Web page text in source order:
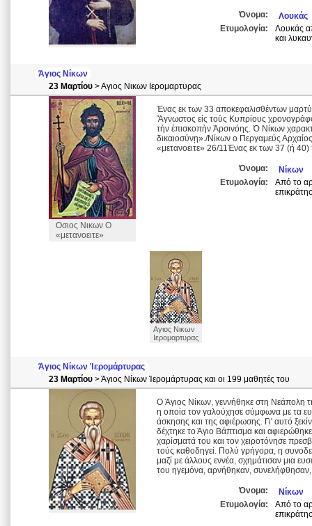
Όνομα:
Λουκάς
Ετυμολογία:
Λουκάς
και
Άγιος Νίκων
23 Μαρτίου > Αγιος Νικων Ιερομαρτυρας
Οσιος Νικων Ο
«μετανοειτε»
Ένας εκ των 33 αποκεφαλισθέντων
Ἄγνωστος εἰς τοὺς Κυπρίους
τὴν ἐπισκοπὴν Ἀρσινόης. Ὁ Νίκων
δικαιοσύνῃ»./Νίκων ο Περγαμεύς
«μετανοειτε» 26/11Ένας εκ των 37 (ή
Όνομα:
Νίκων
Ετυμολογία:
Από το
Αγιος Νικων
Ιερομαρτυρας
Άγιος Νίκων Ίερομάρτυρας
23 Μαρτίου > Άγιος Νίκων Ίερομάρτυρας και οι 199 μαθητές του
O Άγιος Νίκων, γεννήθηκε στη Νεάπολη
η οποία τον γαλούχησε σύμφωνα με τα
άσκησης και της αφιέρωσης. Γι' αυτό
δέχτηκε το Άγιο Βάπτισμα και
χαρίσματά του και τον χειροτόνησε
τούς καθοδηγεί. Πολύ γρήγορα, η
μαζί με άλλους εννέα, σχημάτισαν μια
του ηγεμόνα, αρνήθηκαν,
Όνομα:
Νίκων
Ετυμολογία:
Από το